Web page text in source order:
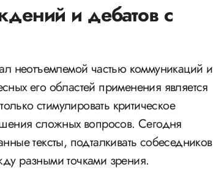
и дебатов с
его областей применения является
стимулировать критическое
сложных вопросов. Сегодня
тексты, подталкивать собеседников
разными точками зрения.